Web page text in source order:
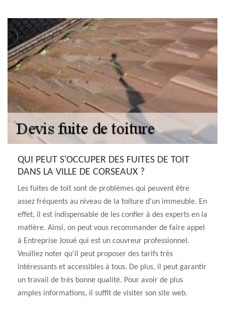
QUI PEUT S'OCCUPER DES FUITES DE TOIT
DANS LA VILLE DE CORSEAUX ?
Les fuites de toit sont de problèmes qui peuvent être
assez fréquents au niveau de la toiture d'un immeuble. En
effet, il est indispensable de les confier à des experts en la
matière. Ainsi, on peut vous recommander de faire appel
à Entreprise Josué qui est un couvreur professionnel.
Veuillez noter qu'il peut proposer des tarifs très
intéressants et accessibles à tous. De plus, il peut garantir
un travail de très bonne qualité. Pour avoir de plus
amples informations, il suffit de visiter son site web.